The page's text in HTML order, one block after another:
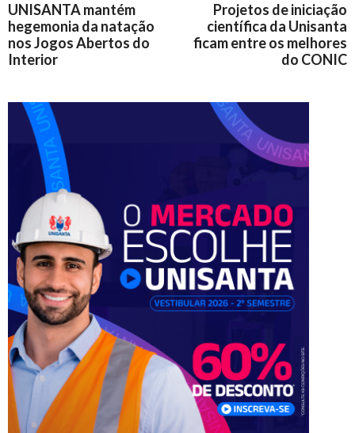
UNISANTA mantém
hegemonia da natação
nos Jogos Abertos do
Interior
Projetos de iniciação
científica da Unisanta
ficam entre os melhores
do CONIC